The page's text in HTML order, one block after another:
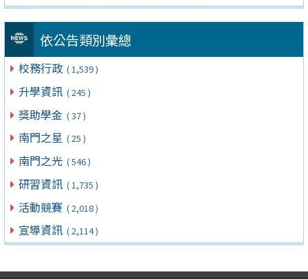
依公告類別彙總
校務行政 ( 1,539 )
升學資訊 ( 245 )
獎助學金 ( 37 )
南門之星 ( 25 )
南門之光 ( 546 )
研習資訊 ( 1,735 )
活動競賽 ( 2,018 )
宣導資訊 ( 2,114 )